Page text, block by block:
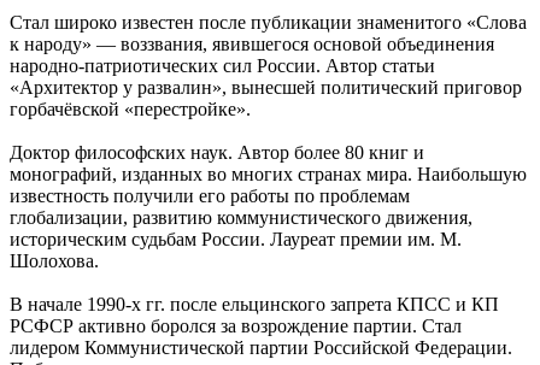
Стал широко известен после публикации знаменитого «Слова
к народу» — воззвания, явившегося основой объединения
народно-патриотических сил России. Автор статьи
«Архитектор у развалин», вынесшей политический приговор
горбачёвской «перестройке».
Доктор философских наук. Автор более 80 книг и
монографий, изданных во многих странах мира. Наибольшую
известность получили его работы по проблемам
глобализации, развитию коммунистического движения,
историческим судьбам России. Лауреат премии им. М.
Шолохова.
В начале 1990-х гг. после ельцинского запрета КПСС и КП
РСФСР активно боролся за возрождение партии. Стал
лидером Коммунистической партии Российской Федерации.